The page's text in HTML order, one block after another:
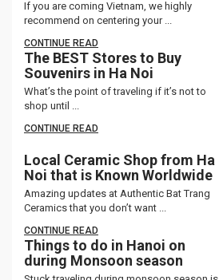
If you are coming Vietnam, we highly
recommend on centering your ...
CONTINUE READ
The BEST Stores to Buy
Souvenirs in Ha Noi
What’s the point of traveling if it’s not to
shop until ...
CONTINUE READ
Local Ceramic Shop from Ha
Noi that is Known Worldwide
Amazing updates at Authentic Bat Trang
Ceramics that you don’t want ...
CONTINUE READ
Things to do in Hanoi on
during Monsoon season